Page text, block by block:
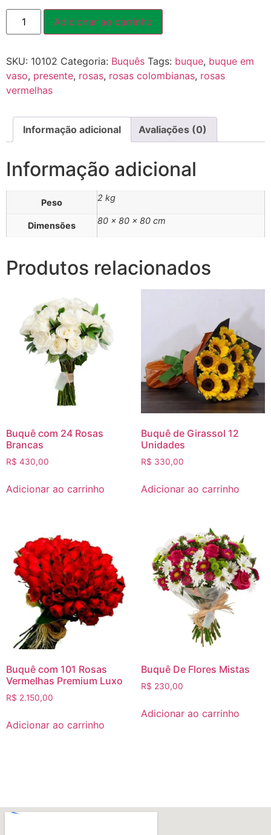
Adicionar ao carrinho
SKU: 10102 Categoria: Buquês Tags: buque, buque em
vaso, presente, rosas, rosas colombianas, rosas
vermelhas
Informação adicional Avaliações (0)
Informação adicional
Peso 2 kg
Dimensões 80 × 80 × 80 cm
Produtos relacionados
Buquê com 24 Rosas
Brancas
R$ 430,00
Adicionar ao carrinho
Buquê de Girassol 12
Unidades
R$ 330,00
Adicionar ao carrinho
Buquê com 101 Rosas
Vermelhas Premium Luxo
R$ 2.150,00
Adicionar ao carrinho
Buquê De Flores Mistas
R$ 230,00
Adicionar ao carrinho